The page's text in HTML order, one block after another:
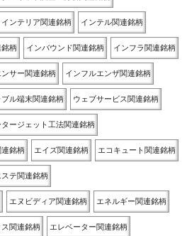
インテリア関連銘柄 インテル関連銘柄
銘柄 インバウンド関連銘柄 インフラ関連銘柄
サー関連銘柄 インフルエンザ関連銘柄
ブル端末関連銘柄 ウェブサービス関連銘柄
タージェット工法関連銘柄
連銘柄 エイズ関連銘柄 エコキュート関連銘柄
ステ関連銘柄
エヌビディア関連銘柄 エネルギー関連銘柄
関連銘柄 エレベーター関連銘柄